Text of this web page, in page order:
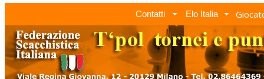
Contatti Elo Italia